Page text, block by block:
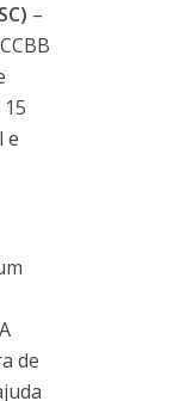
–
e
de